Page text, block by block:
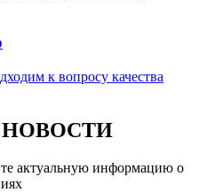
к вопросу качества
актуальную информацию о